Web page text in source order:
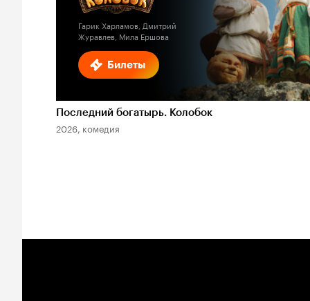
Билеты
Гарик Харламов, Дмитрий
Журавлев, Мила Ершова
Последний богатырь. Колобок
2026, комедия